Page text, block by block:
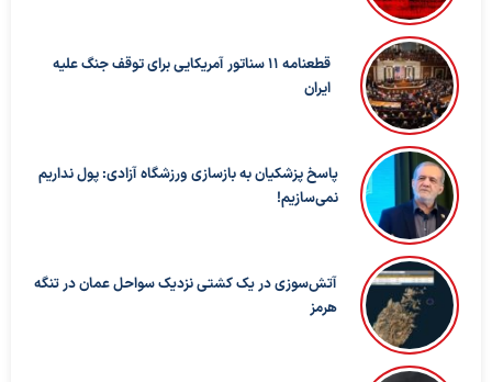
قطعنامه ۱۱ سناتور آمریکایی برای توقف جنگ علیه
ایران
پاسخ پزشکیان به بازسازی ورزشگاه آزادی: پول نداریم
نمی‌سازیم!
آتش‌سوزی در یک کشتی نزدیک سواحل عمان در تنگه
هرمز